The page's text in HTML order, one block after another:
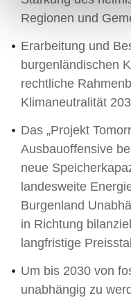
Regionen und
Erarbeitung und
burgenländischen
rechtliche
Klimaneutralität
Das „Projekt
Ausbauoffensive
neue
landesweite
Burgenland
in Richtung
langfristige
Um bis 2030 von
unabhängig zu